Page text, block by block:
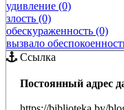
удивление (0)
злость (0)
обескураженность (0)
вызвало
Ссылка
Постоянный адрес